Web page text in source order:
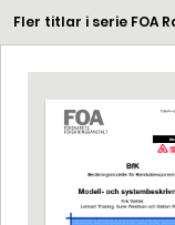
Fler titlar i serie FOA